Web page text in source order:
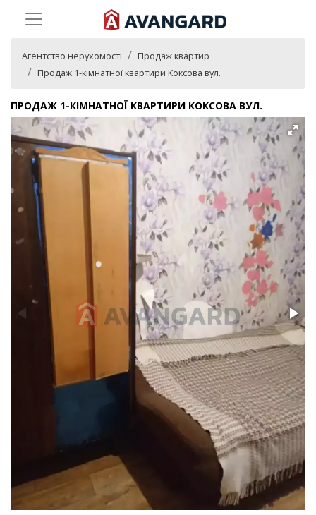
Агентство нерухомості
Продаж квартир
Продаж 1-кімнатної квартири Коксова вул.
ПРОДАЖ 1-КІМНАТНОЇ КВАРТИРИ КОКСОВА ВУЛ.